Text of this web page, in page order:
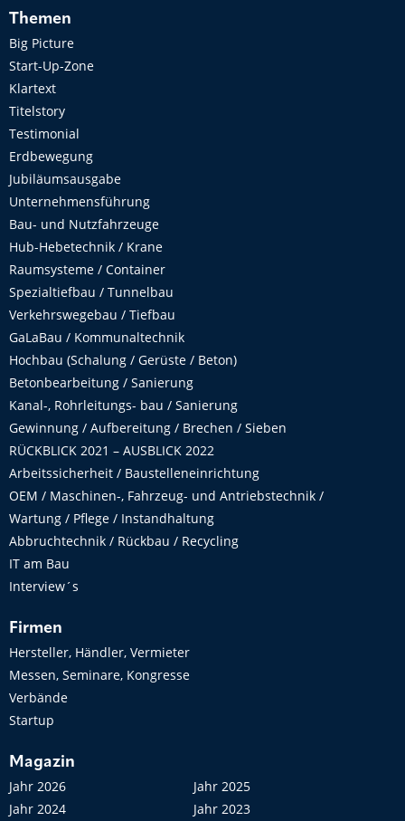
Themen
Big Picture
Start-Up-Zone
Klartext
Titelstory
Testimonial
Erdbewegung
Jubiläumsausgabe
Unternehmensführung
Bau- und Nutzfahrzeuge
Hub-Hebetechnik / Krane
Raumsysteme / Container
Spezialtiefbau / Tunnelbau
Verkehrswegebau / Tiefbau
GaLaBau / Kommunaltechnik
Hochbau (Schalung / Gerüste / Beton)
Betonbearbeitung / Sanierung
Kanal-, Rohrleitungs- bau / Sanierung
Gewinnung / Aufbereitung / Brechen / Sieben
RÜCKBLICK 2021 – AUSBLICK 2022
Arbeitssicherheit / Baustelleneinrichtung
OEM / Maschinen-, Fahrzeug- und Antriebstechnik /
Wartung / Pflege / Instandhaltung
Abbruchtechnik / Rückbau / Recycling
IT am Bau
Interview´s
Firmen
Hersteller, Händler, Vermieter
Messen, Seminare, Kongresse
Verbände
Startup
Magazin
Jahr 2026
Jahr 2025
Jahr 2024
Jahr 2023